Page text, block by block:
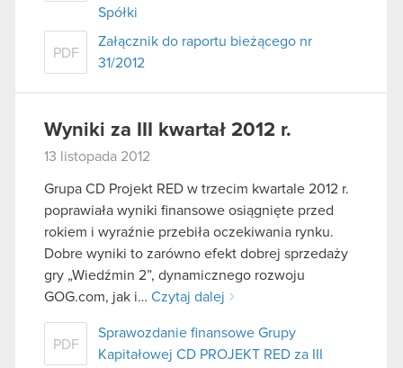
Spółki
PDF
Załącznik do raportu bieżącego nr
31/2012
Wyniki za III kwartał 2012 r.
13 listopada 2012
Grupa CD Projekt RED w trzecim kwartale 2012 r.
poprawiała wyniki finansowe osiągnięte przed
rokiem i wyraźnie przebiła oczekiwania rynku.
Dobre wyniki to zarówno efekt dobrej sprzedaży
gry „Wiedźmin 2”, dynamicznego rozwoju
GOG.com, jak i… Czytaj dalej
PDF
Sprawozdanie finansowe Grupy
Kapitałowej CD PROJEKT RED za III